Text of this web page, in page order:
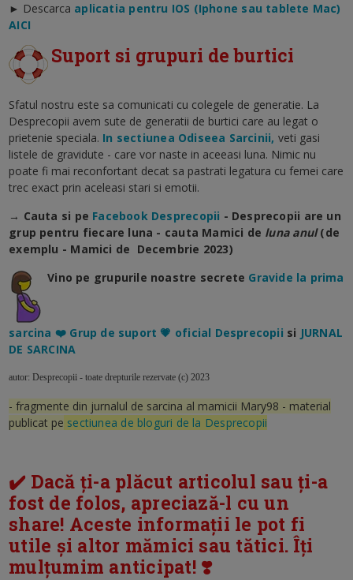
► Descarca aplicatia pentru IOS (Iphone sau tablete Mac)
AICI
Suport si grupuri de burtici
Sfatul nostru este sa comunicati cu colegele de generatie. La
Desprecopii avem sute de generatii de burtici care au legat o
prietenie speciala. In sectiunea Odiseea Sarcinii, veti gasi
listele de gravidute - care vor naste in aceeasi luna. Nimic nu
poate fi mai reconfortant decat sa pastrati legatura cu femei care
trec exact prin aceleasi stari si emotii.
→ Cauta si pe Facebook Desprecopii - Desprecopii are un
grup pentru fiecare luna - cauta Mamici de luna anul (de
exemplu - Mamici de Decembrie 2023)
Vino pe grupurile noastre secrete Gravide la prima
sarcina ❤️ Grup de suport 💗 oficial Desprecopii si JURNAL
DE SARCINA
autor: Desprecopii - toate drepturile rezervate (c) 2023
- fragmente din jurnalul de sarcina al mamicii Mary98 - material
publicat pe sectiunea de bloguri de la Desprecopii
✔️ Dacă ți-a plăcut articolul sau ți-a
fost de folos, apreciază-l cu un
share! Aceste informații le pot fi
utile și altor mămici sau tătici. Îți
mulțumim anticipat! ❣️